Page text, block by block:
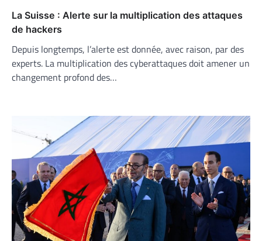
La Suisse : Alerte sur la multiplication des attaques
de hackers
Depuis longtemps, l’alerte est donnée, avec raison, par des
experts. La multiplication des cyberattaques doit amener un
changement profond des…